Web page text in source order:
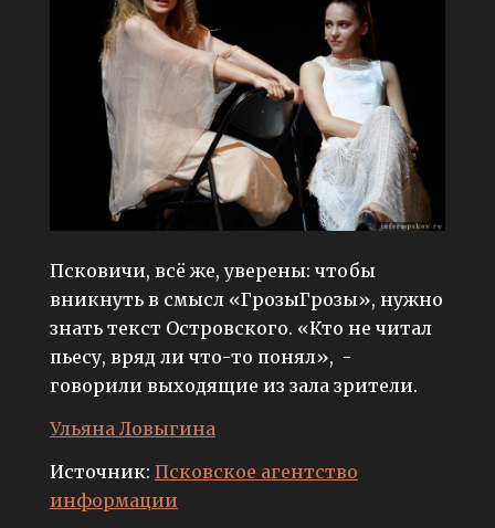
Псковичи, всё же, уверены: чтобы
вникнуть в смысл «ГрозыГрозы», нужно
знать текст Островского. «Кто не читал
пьесу, вряд ли что-то понял», -
говорили выходящие из зала зрители.
Ульяна Ловыгина
Источник: Псковское агентство
информации